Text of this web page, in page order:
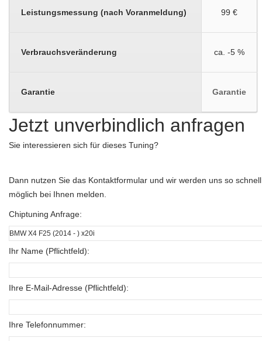
Leistungsmessung (nach Voranmeldung) 99 €
Verbrauchsveränderung ca. -5 %
Garantie Garantie
Jetzt unverbindlich anfragen
Sie interessieren sich für dieses Tuning?
Dann nutzen Sie das Kontaktformular und wir werden uns so
möglich bei Ihnen melden.
Chiptuning Anfrage:
Ihr Name (Pflichtfeld):
Ihre E-Mail-Adresse (Pflichtfeld):
Ihre Telefonnummer: